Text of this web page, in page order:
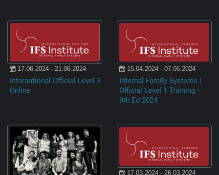
17.06.2024 - 21.06.2024
International Official Level 3
Online
15.04.2024 - 07.06.2024
Internal Family Systems |
Official Level 1 Training -
9th Ed 2024
17.03.2024 - 26.03.2024